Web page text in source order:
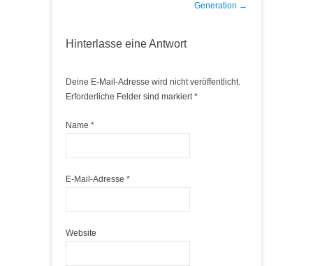
Generation →
Hinterlasse eine Antwort
Deine E-Mail-Adresse wird nicht veröffentlicht.
Erforderliche Felder sind markiert*
Name *
E-Mail-Adresse *
Website